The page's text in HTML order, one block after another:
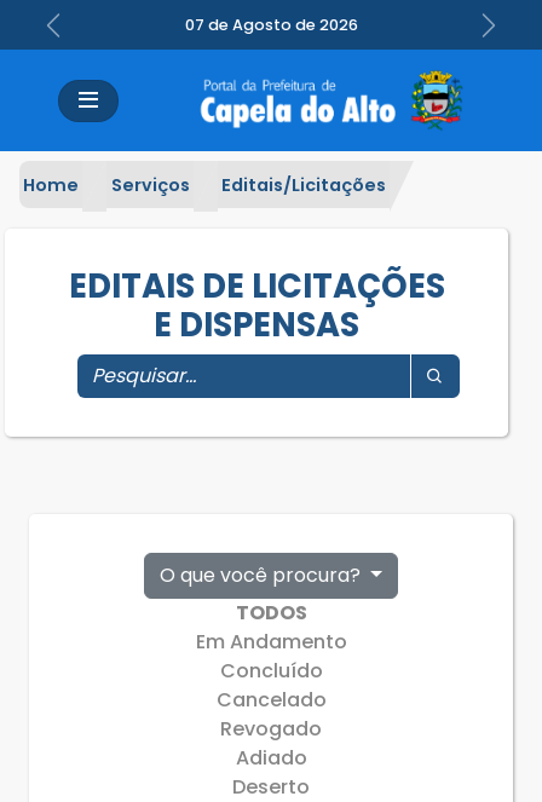
07 de Agosto de 2026
Previous Next
Home Serviços Editais/Licitações
EDITAIS DE LICITAÇÕES
E DISPENSAS
O que você procura?
TODOS
Em Andamento
Concluído
Cancelado
Revogado
Adiado
Deserto